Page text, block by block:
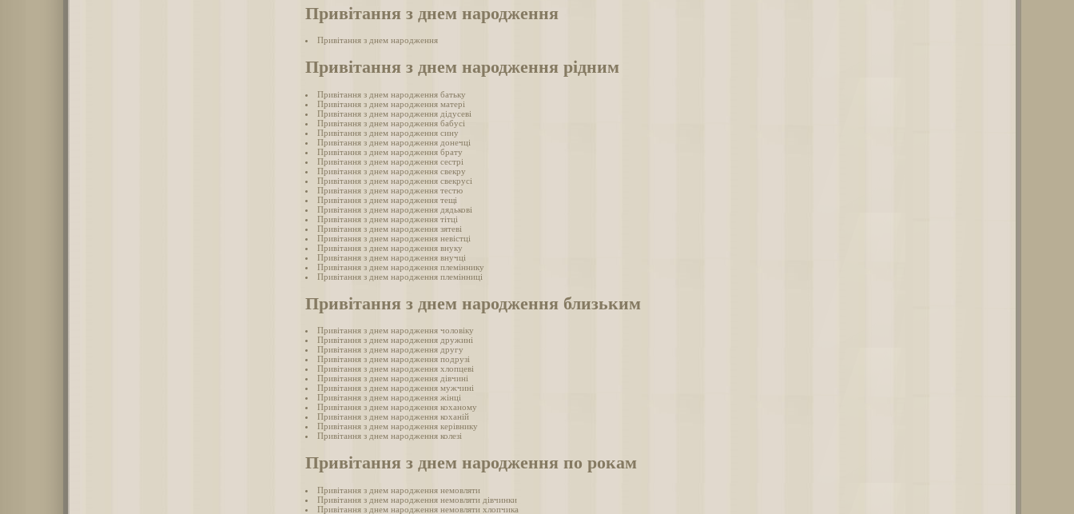
Привітання з днем народження
Привітання з днем народження
Привітання з днем народження рідним
Привітання з днем народження батьку
Привітання з днем народження матері
Привітання з днем народження дідусеві
Привітання з днем народження бабусі
Привітання з днем народження сину
Привітання з днем народження донечці
Привітання з днем народження брату
Привітання з днем народження сестрі
Привітання з днем народження свекру
Привітання з днем народження свекрусі
Привітання з днем народження тестю
Привітання з днем народження тещі
Привітання з днем народження дядькові
Привітання з днем народження тітці
Привітання з днем народження зятеві
Привітання з днем народження невістці
Привітання з днем народження внуку
Привітання з днем народження внучці
Привітання з днем народження племіннику
Привітання з днем народження племінниці
Привітання з днем народження близьким
Привітання з днем народження чоловіку
Привітання з днем народження дружині
Привітання з днем народження другу
Привітання з днем народження подрузі
Привітання з днем народження хлопцеві
Привітання з днем народження дівчині
Привітання з днем народження мужчині
Привітання з днем народження жінці
Привітання з днем народження коханому
Привітання з днем народження коханій
Привітання з днем народження керівнику
Привітання з днем народження колезі
Привітання з днем народження по рокам
Привітання з днем народження немовляти
Привітання з днем народження немовляти дівчинки
Привітання з днем народження немовляти хлопчика